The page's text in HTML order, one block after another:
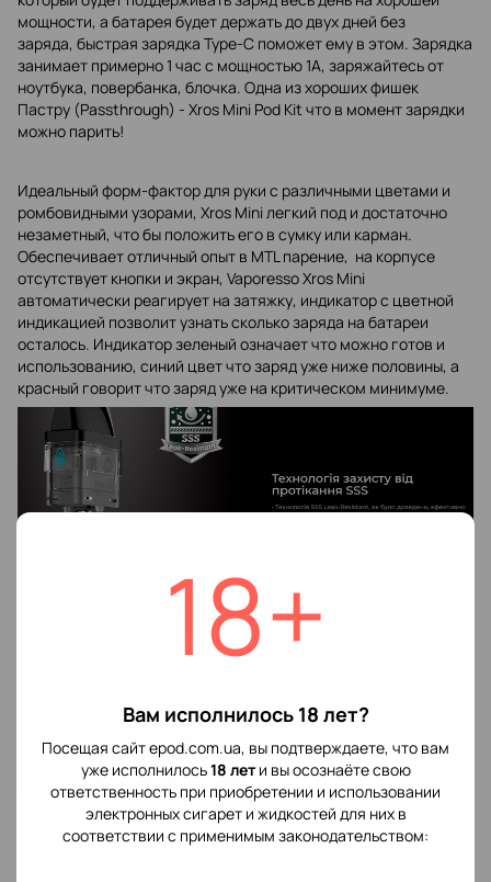
18+
Вам исполнилось 18 лет?
Посещая сайт epod.com.ua, вы подтверждаете, что вам
уже исполнилось18 лети вы осознаёте свою
ответственность при приобретении и использовании
электронных сигарет и жидкостей для них в
соответствии с применимым законодательством:
мощности, а батарея будет держать до двух дней без
заряда, быстрая зарядка Type-C поможет ему в этом. Зарядка
занимает примерно 1 час с мощностью 1А, заряжайтесь от
ноутбука, повербанка, блочка. Одна из хороших фишек
Пастру (Passthrough) - Xros Mini Pod Kit что в момент зарядки
можно парить!
Идеальный форм-фактор для руки с различными цветами и
ромбовидными узорами, Xros Mini легкий под и достаточно
незаметный, что бы положить его в сумку или карман.
Обеспечивает отличный опыт в MTL парение, на корпусе
отсутствует кнопки и экран, Vaporesso Xros Mini
автоматически реагирует на затяжку, индикатор с цветной
индикацией позволит узнать сколько заряда на батареи
осталось. Индикатор зеленый означает что можно готов и
использованию, синий цвет что заряд уже ниже половины, а
красный говорит что заряд уже на критическом минимуме.
В девайсе нельзя устанавливать мощность, но его можно
автоматически от сопротивления испарителя и влияние
заряда батареи будет количество вАтт.
В комплекте идет испаритель на 1.2 ом, который выдает
примерно 11 вАтт с технологией защиты от протекания SSS.
Технология SSS показала свою эффективность на прошлых
моделях Vaporesso, которая надежно закрывает жидкость от